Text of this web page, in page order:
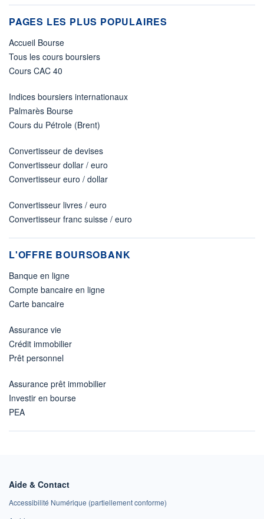
PAGES LES PLUS POPULAIRES
Accueil Bourse
Tous les cours boursiers
Cours CAC 40
Indices boursiers internationaux
Palmarès Bourse
Cours du Pétrole (Brent)
Convertisseur de devises
Convertisseur dollar / euro
Convertisseur euro / dollar
Convertisseur livres / euro
Convertisseur franc suisse / euro
L'OFFRE BOURSOBANK
Banque en ligne
Compte bancaire en ligne
Carte bancaire
Assurance vie
Crédit immobilier
Prêt personnel
Assurance prêt immobilier
Investir en bourse
PEA
Aide & Contact
Accessibilité Numérique (partiellement conforme)